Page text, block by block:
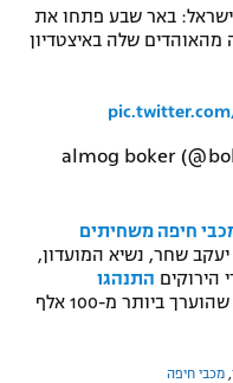
באר שבע פתחו את
שלה באיצטדיון
pic.twitter.com/
חיפה משחיתים
שחר, נשיא המועדון,
הירוקים התנהגו
, בנזק שהוערך ביותר מ-100 אלף
, מכבי חיפה